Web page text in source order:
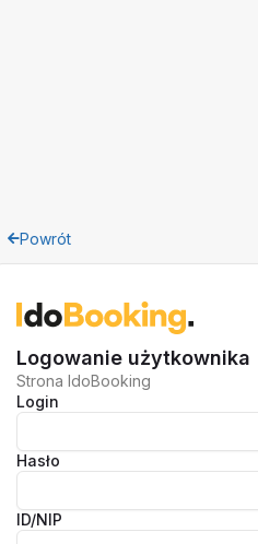
Powrót
Logowanie użytkownika
Strona IdoBooking
Login
Hasło
ID/NIP